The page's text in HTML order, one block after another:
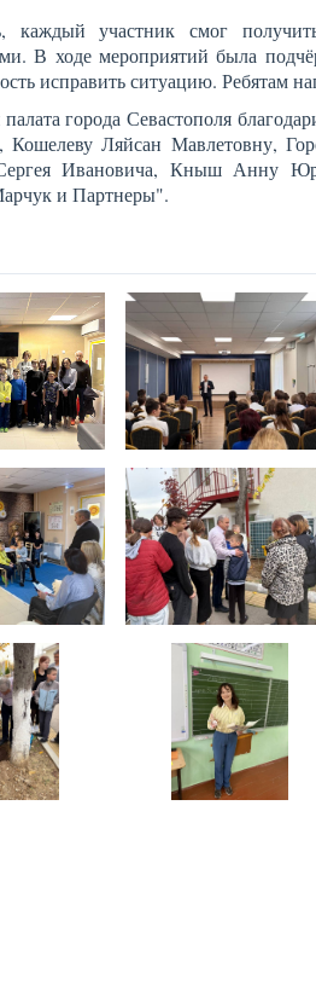
каждый участник смог
В ходе мероприятий была
исправить ситуацию. Ребятам
палата города Севастополя
Кошелеву Ляйсан Мавлетовну,
Ивановича, Кныш Анну
и Партнеры".